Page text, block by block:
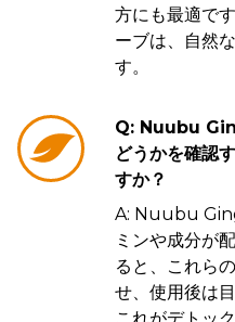
方にも最適で
ーブは、自然
す。
Q: Nuubu
どうかを確認
すか？
A: Nuubu
ミンや成分が
ると、これら
せ、使用後は
これがデトッ